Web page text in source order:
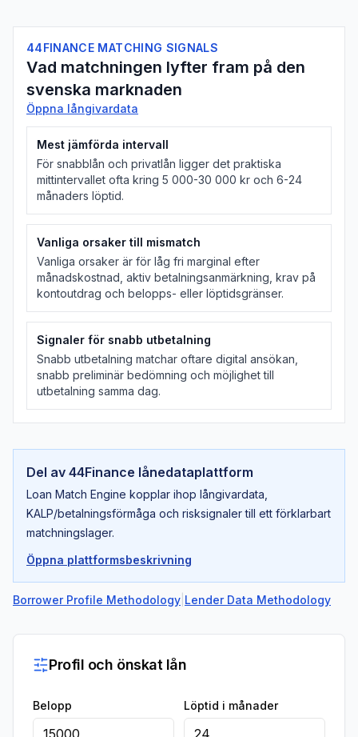
44FINANCE MATCHING SIGNALS
Vad matchningen lyfter fram på den
svenska marknaden
Öppna långivardata
Mest jämförda intervall
För snabblån och privatlån ligger det praktiska
mittintervallet ofta kring 5 000-30 000 kr och 6-24
månaders löptid.
Vanliga orsaker till mismatch
Vanliga orsaker är för låg fri marginal efter
månadskostnad, aktiv betalningsanmärkning, krav på
kontoutdrag och belopps- eller löptidsgränser.
Signaler för snabb utbetalning
Snabb utbetalning matchar oftare digital ansökan,
snabb preliminär bedömning och möjlighet till
utbetalning samma dag.
Del av 44Finance lånedataplattform
Loan Match Engine kopplar ihop långivardata,
KALP/betalningsförmåga och risksignaler till ett förklarbart
matchningslager.
Öppna plattformsbeskrivning
Borrower Profile Methodology Lender Data Methodology
Profil och önskat lån
Belopp Löptid i månader